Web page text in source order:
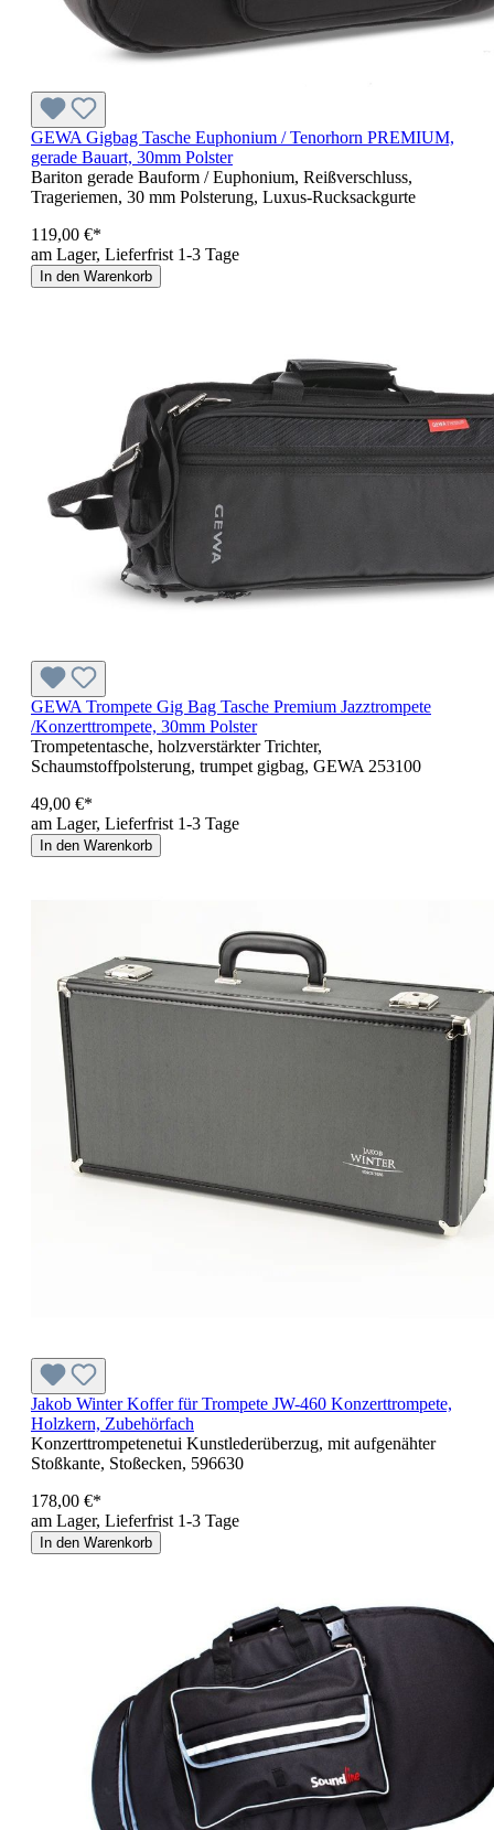
GEWA Gigbag Tasche Euphonium / Tenorhorn PREMIUM,
gerade Bauart, 30mm Polster
Bariton gerade Bauform / Euphonium, Reißverschluss,
Trageriemen, 30 mm Polsterung, Luxus-Rucksackgurte
119,00 €*
am Lager, Lieferfrist 1-3 Tage
In den Warenkorb
GEWA Trompete Gig Bag Tasche Premium Jazztrompete
/Konzerttrompete, 30mm Polster
Trompetentasche, holzverstärkter Trichter,
Schaumstoffpolsterung, trumpet gigbag, GEWA 253100
49,00 €*
am Lager, Lieferfrist 1-3 Tage
In den Warenkorb
Jakob Winter Koffer für Trompete JW-460 Konzerttrompete,
Holzkern, Zubehörfach
Konzerttrompetenetui Kunstlederüberzug, mit aufgenähter
Stoßkante, Stoßecken, 596630
178,00 €*
am Lager, Lieferfrist 1-3 Tage
In den Warenkorb